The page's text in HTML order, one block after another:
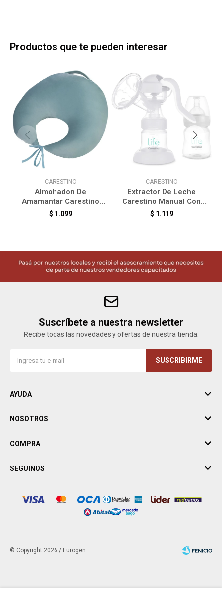
Productos que te pueden interesar
CARESTINO
Almohadon De
Amamantar Carestino
Oceano SA150-OC
$ 1.099
CARESTINO
Extractor De Leche
Carestino Manual Con
Mamadera Gris SA001-
$ 1.119
Suscríbete a nuestra newsletter
Recibe todas las novedades y ofertas de nuestra tienda.
SUSCRIBIRME
AYUDA
NOSOTROS
COMPRA
SEGUINOS
© Copyright 2026 / Eurogen